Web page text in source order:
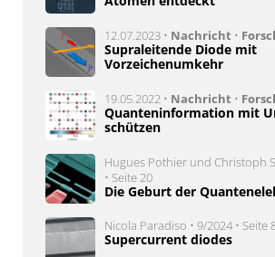
12.07.2023 • Nachricht •
Supraleitende Diode mit
Vorzeichenumkehr
19.05.2022 • Nachricht •
Quanteninformation mit
schützen
Hugues Pothier und Christoph
• Seite 20
Die Geburt der
Nicola Paradiso • 9/2024 • Seite
Supercurrent diodes